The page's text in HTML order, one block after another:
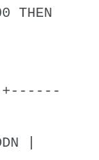
THEN
|